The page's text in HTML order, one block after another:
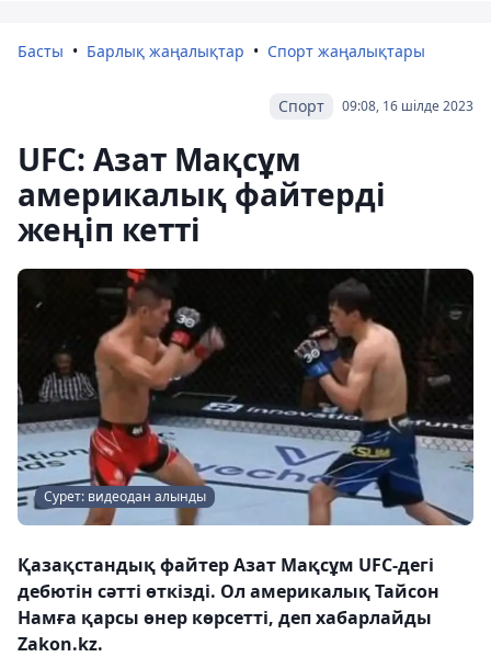
Басты Барлық жаңалықтар Спорт жаңалықтары
09:08, 16 шілде 2023
Спорт
UFC: Азат Мақсұм
америкалық файтерді
жеңіп кетті
Сурет: видеодан алынды
Қазақстандық файтер Азат Мақсұм UFC-дегі
дебютін сәтті өткізді. Ол америкалық Тайсон
Намға қарсы өнер көрсетті, деп хабарлайды
Zakon.kz.